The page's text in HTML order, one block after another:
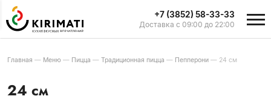
+7 (3852) 58-33-33
Доставка с 09:00 до 22:00
Главная — Меню — Пицца — Традиционная пицца — Пепперони — 24 см
24 см